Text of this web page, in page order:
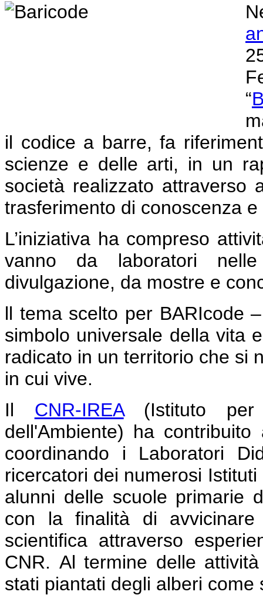
“
il codice a barre, fa
scienze e delle arti, in un
società realizzato attraverso
trasferimento di conoscenza
L’iniziativa ha compreso
vanno da laboratori
divulgazione, da mostre e
ll tema scelto per BARIcode
simbolo universale della vita
radicato in un territorio che si
in cui vive.
Il CNR-IREA(Istituto per il
dell'Ambiente) ha
coordinando i Laboratori
ricercatori dei numerosi
alunni delle scuole primarie
con la finalità di
scientifica attraverso
CNR. Al termine delle
stati piantati degli alberi